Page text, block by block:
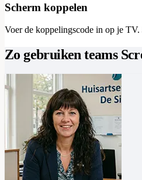
Scherm koppelen
Voer de koppelingscode in op je
Zo gebruiken teams